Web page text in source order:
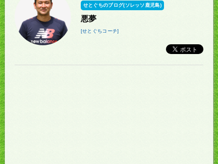
せとぐちのブログ(ソレッソ鹿児島)
悪夢
[せとぐちコーチ]